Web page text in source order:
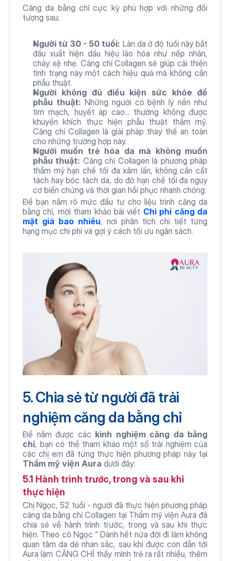
Căng da bằng chỉ cực kỳ phù hợp với những đối
tượng sau:
Người từ 30 - 50 tuổi: Làn da ở độ tuổi này bắt
đầu xuất hiện dấu hiệu lão hóa như nếp nhăn,
chảy xệ nhẹ. Căng chỉ Collagen sẽ giúp cải thiện
tình trạng này một cách hiệu quả mà không cần
phẫu thuật.
Người không đủ điều kiện sức khỏe để
phẫu thuật: Những người có bệnh lý nền như
tim mạch, huyết áp cao... thường không được
khuyến khích thực hiện phẫu thuật thẩm mỹ.
Căng chỉ Collagen là giải pháp thay thế an toàn
cho những trường hợp này.
Người muốn trẻ hóa da mà không muốn
phẫu thuật: Căng chỉ Collagen là phương pháp
thẩm mỹ hạn chế tối đa xâm lấn, không cần cắt
tách hay bóc tách da, do đó hạn chế tối đa nguy
cơ biến chứng và thời gian hồi phục nhanh chóng.
Để bạn nắm rõ mức đầu tư cho liệu trình căng da
bằng chỉ, mời tham khảo bài viết Chi phí căng da
mặt giá bao nhiêu, nơi phân tích chi tiết từng
hạng mục chi phí và gợi ý cách tối ưu ngân sách.
5. Chia sẻ từ người đã trải
nghiệm căng da bằng chỉ
Để nắm được các kinh nghiệm căng da bằng
chỉ, bạn có thể tham khảo một số trải nghiệm của
Thẩm mỹ viện Aura dưới đây:
5.1 Hành trình trước, trong và sau khi
thực hiện
Chị Ngọc, 52 tuổi - người đã thực hiện phương pháp
căng da bằng chỉ Collagen tại Thẩm mỹ viện Aura đã
chia sẻ về hành trình trước, trong và sau khi thực
hiện. Theo cô Ngọc “ Dành hết nửa đời đi làm không
quan tâm da dẻ nhan sắc, sau khi được con dẫn tới
Aura làm CĂNG CHỈ thấy mình trẻ ra rất nhiều, thêm